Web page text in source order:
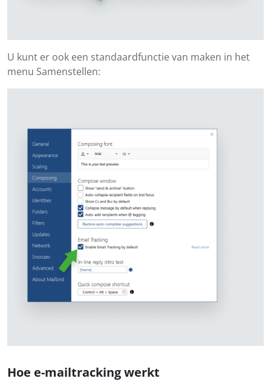
U kunt er ook een standaardfunctie van maken in het
menu Samenstellen:
Hoe e-mailtracking werkt